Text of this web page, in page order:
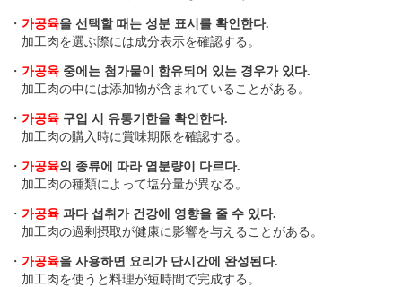
・ 가공육을 선택할 때는 성분 표시를 확인한다.
加工肉を選ぶ際には成分表示を確認する。
・ 가공육 중에는 첨가물이 함유되어 있는 경우가 있다.
加工肉の中には添加物が含まれていることがある。
・ 가공육 구입 시 유통기한을 확인한다.
加工肉の購入時に賞味期限を確認する。
・ 가공육의 종류에 따라 염분량이 다르다.
加工肉の種類によって塩分量が異なる。
・ 가공육 과다 섭취가 건강에 영향을 줄 수 있다.
加工肉の過剰摂取が健康に影響を与えることがある。
・ 가공육을 사용하면 요리가 단시간에 완성된다.
加工肉を使うと料理が短時間で完成する。